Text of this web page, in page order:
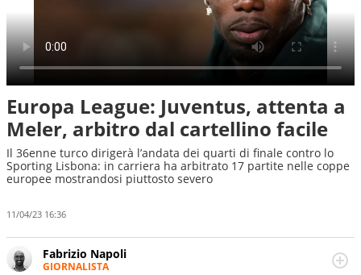
Europa League: Juventus, attenta a
Meler, arbitro dal cartellino facile
Il 36enne turco dirigerà l’andata dei quarti di finale contro lo
Sporting Lisbona: in carriera ha arbitrato 17 partite nelle coppe
europee mostrandosi piuttosto severo
11/04/23 16:36
Fabrizio Napoli
GIORNALISTA